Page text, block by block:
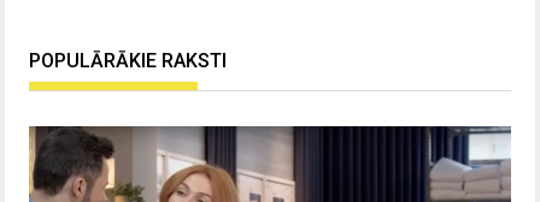
POPULĀRĀKIE RAKSTI